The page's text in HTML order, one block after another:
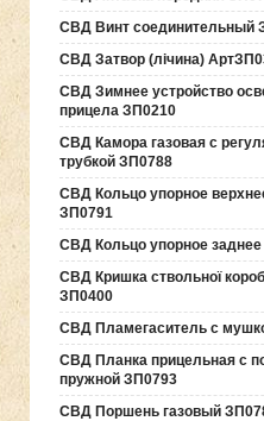
СВД Винт соединительный
СВД Затвор (лічина)
СВД Зимнее устройство
прицела ЗП0210
СВД Камора газовая с
трубкой ЗП0788
СВД Кольцо упорное
ЗП0791
СВД Кольцо упорное
СВД Кришка ствольної
ЗП0400
СВД Пламегаситель с
СВД Планка прицельная с
пружной ЗП0793
СВД Поршень газовый